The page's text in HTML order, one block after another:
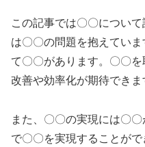
この記事では〇〇につい
は〇〇の問題を抱えてい
て〇〇があります。〇〇
改善や効率化が期待できま
また、〇〇の実現には〇
で〇〇を実現することが